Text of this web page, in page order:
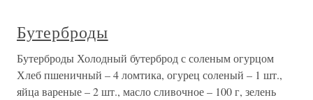
Бутерброды
Бутерброды Холодный бутерброд с соленым огурцом
Хлеб пшеничный – 4 ломтика, огурец соленый – 1 шт.,
яйца вареные – 2 шт., масло сливочное – 100 г, зелень